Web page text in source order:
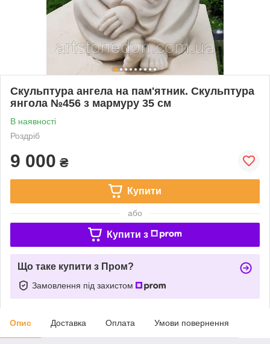
Скульптура ангела на пам'ятник. Скульптура
янгола №456 з мармуру 35 см
В наявності
Роздріб
9 000 ₴
Купити
або
Купити з
Що таке купити з Пром?
Замовлення під захистом
Опис Доставка Оплата Умови повернення